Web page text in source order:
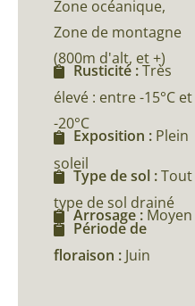
Zone océanique,
Zone de montagne
(800m d'alt, et +)
Rusticité :Très
élevé : entre -15°C et
-20°C
Exposition : Plein
soleil
Type de sol :Tout
type de sol drainé
Arrosage : Moyen
Période de
floraison : Juin